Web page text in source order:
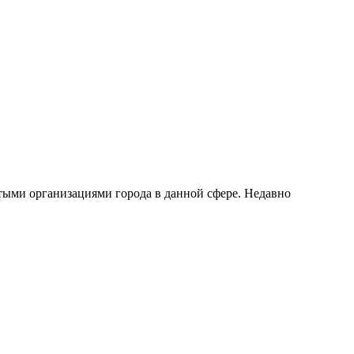
организациями города в данной сфере. Недавно